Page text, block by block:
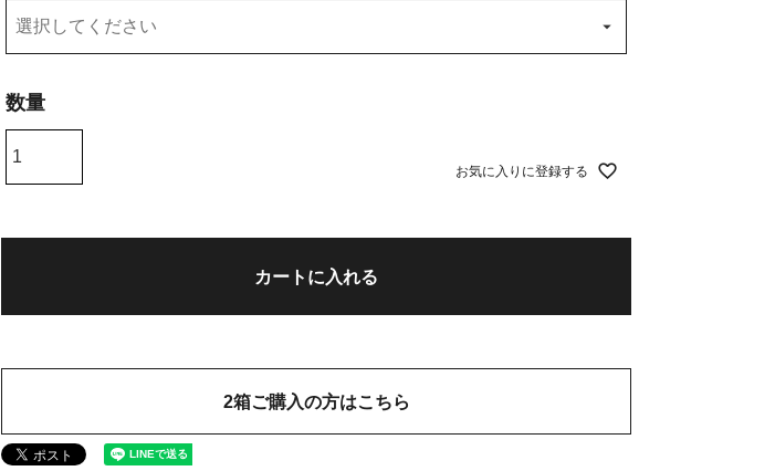
必
お気に入りに登録する
カートに入れる
2箱ご購入の方はこちら